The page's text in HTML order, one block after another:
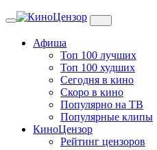
Toggle
Афиша
Топ 100 лучших
Топ 100 худших
Сегодня в кино
Скоро в кино
Популярно на ТВ
Популярные клипы
КиноЦензор
Рейтинг цензоров